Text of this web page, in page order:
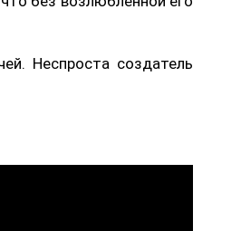
Неспроста создатель